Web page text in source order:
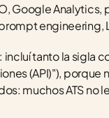
Google Analytics,
engineering,
tanto la sigla
(API)"), porque
muchos ATS no